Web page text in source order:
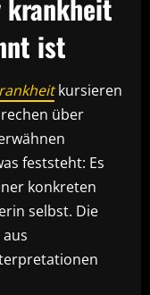
krankheit
ist
kursieren
über
feststeht: Es
konkreten
selbst. Die